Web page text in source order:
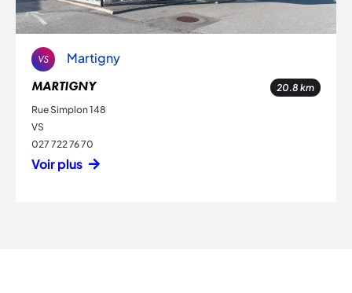
VS Martigny
MARTIGNY 20.8 km
Rue Simplon 148
VS
027 722 76 70
Voir plus